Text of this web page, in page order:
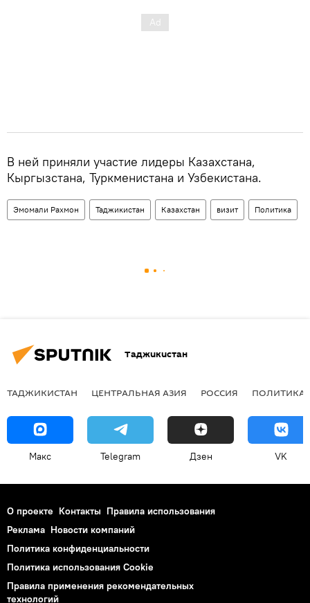
В ней приняли участие лидеры Казахстана,
Кыргызстана, Туркменистана и Узбекистана.
Эмомали Рахмон Таджикистан Казахстан визит Политика
Таджикистан
ТАДЖИКИСТАН ЦЕНТРАЛЬНАЯ АЗИЯ РОССИЯ ПОЛИТИКА
Макс Telegram Дзен VK
О проекте Контакты Правила использования
Реклама Новости компаний
Политика конфиденциальности
Политика использования Cookie
Правила применения рекомендательных
технологий